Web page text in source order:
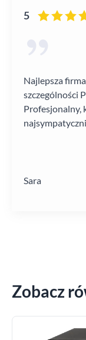
5
Najlepsza
szczególności
Profesjonalny,
Sara
Zobacz